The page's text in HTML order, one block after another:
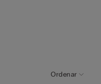
Ordenar